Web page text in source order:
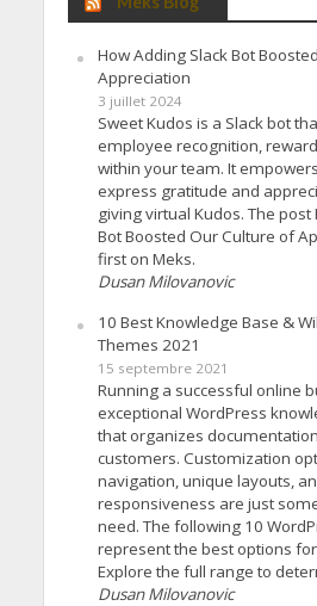
How Adding Slack Bot
Appreciation
3 juillet 2024
Sweet Kudos is a Slack bot
employee recognition,
within your team. It
express gratitude and
giving virtual Kudos. The post
Bot Boosted Our Culture of
first on Meks.
Dusan Milovanovic
10 Best Knowledge Base &
Themes 2021
15 septembre 2021
Running a successful online
exceptional WordPress
that organizes
customers. Customization
navigation, unique layouts,
responsiveness are just
need. The following 10
represent the best options
Explore the full range to
Dusan Milovanovic